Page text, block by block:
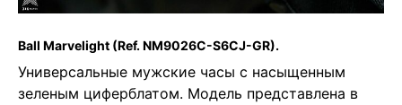
Ball Marvelight (Ref. NM9026C-S6CJ-GR).
Универсальные мужские часы с насыщенным
зеленым циферблатом. Модель представлена в